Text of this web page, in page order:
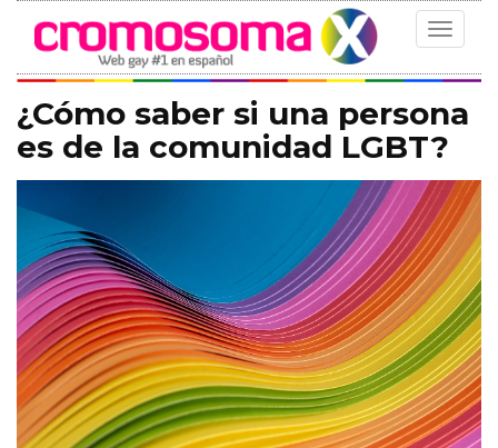
Toggle
¿Cómo saber si una persona
es de la comunidad LGBT?